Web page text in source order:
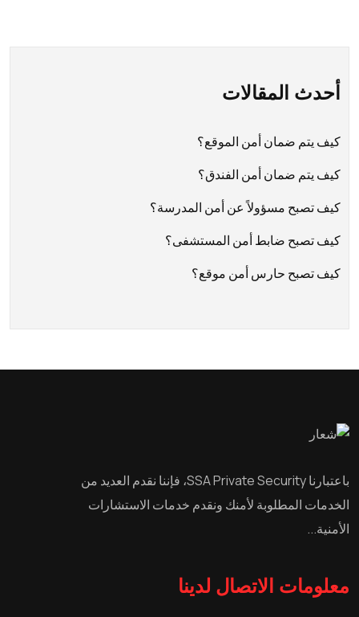
أحدث المقالات
كيف يتم ضمان أمن الموقع؟
كيف يتم ضمان أمن الفندق؟
كيف تصبح مسؤولاً عن أمن المدرسة؟
كيف تصبح ضابط أمن المستشفى؟
كيف تصبح حارس أمن موقع؟
باعتبارنا SSA Private Security، فإننا نقدم العديد من
الخدمات المطلوبة لأمنك ونقدم خدمات الاستشارات
الأمنية...
معلومات الاتصال لدينا